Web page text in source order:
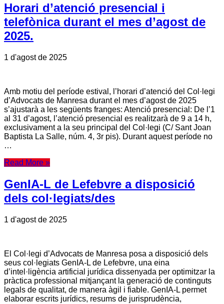
Horari d’atenció presencial i
telefònica durant el mes d’agost de
2025.
1 d'agost de 2025
Amb motiu del període estival, l’horari d’atenció del Col·legi
d’Advocats de Manresa durant el mes d’agost de 2025
s’ajustarà a les següents franges: Atenció presencial: De l’1
al 31 d’agost, l’atenció presencial es realitzarà de 9 a 14 h,
exclusivament a la seu principal del Col·legi (C/ Sant Joan
Baptista La Salle, núm. 4, 3r pis). Durant aquest període no
…
Read More »
GenIA-L de Lefebvre a disposició
dels col·legiats/des
1 d'agost de 2025
El Col·legi d’Advocats de Manresa posa a disposició dels
seus col·legiats GenIA-L de Lefebvre, una eina
d’intel·ligència artificial jurídica dissenyada per optimitzar la
pràctica professional mitjançant la generació de continguts
legals de qualitat, de manera àgil i fiable. GenIA-L permet
elaborar escrits jurídics, resums de jurisprudència,